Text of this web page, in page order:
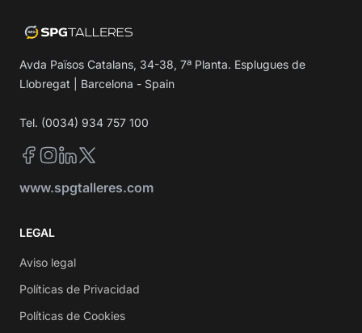
Avda Països Catalans, 34-38, 7ª Planta. Esplugues de
Llobregat | Barcelona - Spain
Tel. (0034) 934 757 100
Facebook
Instagram
LinkedIn
Twitter
www.spgtalleres.com
LEGAL
Aviso legal
Políticas de Privacidad
Políticas de Cookies